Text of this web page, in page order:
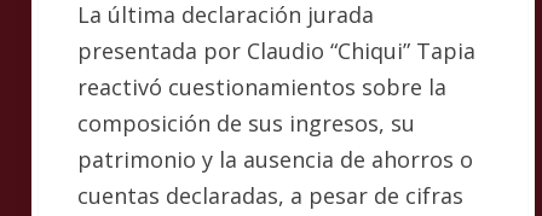
La última declaración jurada
presentada por Claudio “Chiqui” Tapia
reactivó cuestionamientos sobre la
composición de sus ingresos, su
patrimonio y la ausencia de ahorros o
cuentas declaradas, a pesar de cifras